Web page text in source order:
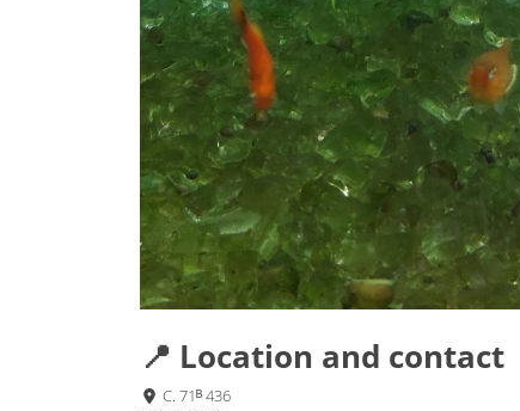
📍 Location and contact
C. 71ᴮ 436